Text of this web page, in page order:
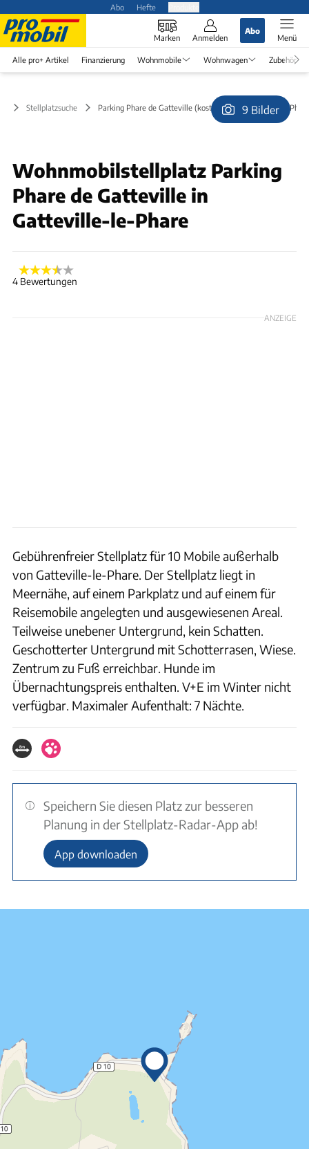
Abo Hefte
Marken Anmelden
Abo
Menü
Alle pro+ Artikel Finanzierung Wohnmobile Wohnwagen Zubehör
Stellplatzsuche Parking Phare de Gatteville (kostenlos) in Gatteville-le-Phare
9 Bilder
Wohnmobilstellplatz Parking
Phare de Gatteville in
Gatteville-le-Phare
4 Bewertungen
ANZEIGE
Gebührenfreier Stellplatz für 10 Mobile außerhalb
von Gatteville-le-Phare. Der Stellplatz liegt in
Meernähe, auf einem Parkplatz und auf einem für
Reisemobile angelegten und ausgewiesenen Areal.
Teilweise unebener Untergrund, kein Schatten.
Geschotterter Untergrund mit Schotterrasen, Wiese.
Zentrum zu Fuß erreichbar. Hunde im
Übernachtungspreis enthalten. V+E im Winter nicht
verfügbar. Maximaler Aufenthalt: 7 Nächte.
Speichern Sie diesen Platz zur besseren
Planung in der Stellplatz-Radar-App ab!
App downloaden